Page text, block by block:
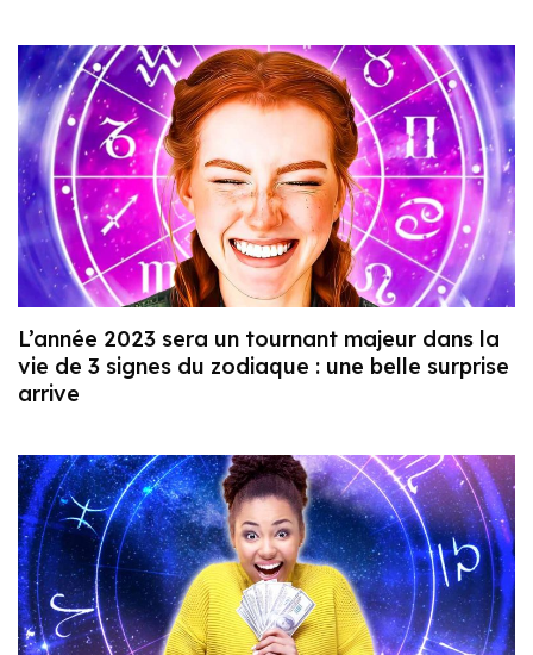
L’année 2023 sera un tournant majeur dans la
vie de 3 signes du zodiaque : une belle surprise
arrive